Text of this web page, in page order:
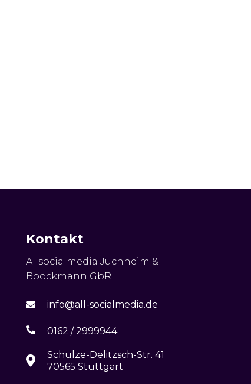
Kontakt
Allsocialmedia Juchheim &
Boockmann GbR
info@all-socialmedia.de
0162 / 2999944
Schulze-Delitzsch-Str. 41
70565 Stuttgart